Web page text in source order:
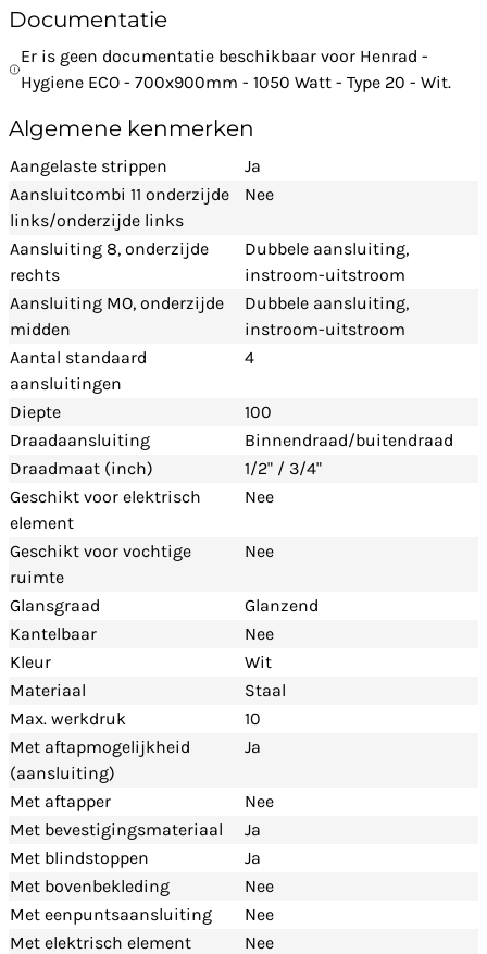
Documentatie
Er is geen documentatie beschikbaar voor Henrad -
Hygiene ECO - 700x900mm - 1050 Watt - Type 20 - Wit.
Algemene kenmerken
Aangelaste strippen
Ja
Aansluitcombi 11 onderzijde
links/onderzijde links
Nee
Aansluiting 8, onderzijde
rechts
Dubbele aansluiting,
instroom-uitstroom
Aansluiting MO, onderzijde
midden
Dubbele aansluiting,
instroom-uitstroom
Aantal standaard
aansluitingen
4
Diepte
100
Draadaansluiting
Binnendraad/buitendraad
Draadmaat (inch)
1/2" / 3/4"
Geschikt voor elektrisch
element
Nee
Geschikt voor vochtige
ruimte
Nee
Glansgraad
Glanzend
Kantelbaar
Nee
Kleur
Wit
Materiaal
Staal
Max. werkdruk
10
Met aftapmogelijkheid
(aansluiting)
Ja
Met aftapper
Nee
Met bevestigingsmateriaal
Ja
Met blindstoppen
Ja
Met bovenbekleding
Nee
Met eenpuntsaansluiting
Nee
Met elektrisch element
Nee